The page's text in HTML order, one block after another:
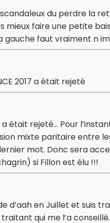
du perdre la
faire une petite
gauche faut vraiment n
2017 a était rejeté
a était rejeté… Pour
mixte paritaire entre
mot. Donc sera
si Fillon est élu !!!
d’aah en Juillet et suis
qui me l’a